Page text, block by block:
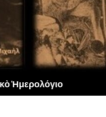
Ἡμερολόγιο